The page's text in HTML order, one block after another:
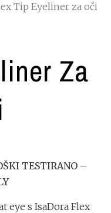
Tip Eyeliner za oči
Za
TESTIRANO –
eye s IsaDora Flex